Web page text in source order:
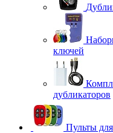
ключей
дубликаторов
Пульты